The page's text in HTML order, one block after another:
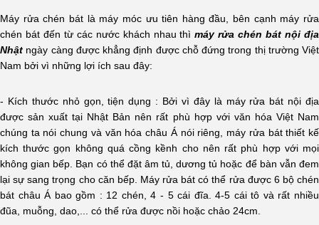
Máy rửa chén bát là máy móc ưu tiên hàng đầu, bên cạnh máy rửa
chén bát đến từ các nước khách nhau thìmáy rửa chén bát nội địa
Nhật ngày càng được khẳng định được chỗ đứng trong thị trường Việt
Nam bởi vì những lợi ích sau đây:
- Kích thước nhỏ gọn, tiện dụng : Bởi vì đây là máy rửa bát nội địa
được sản xuất tại Nhật Bản nên rất phù hợp với văn hóa Việt Nam
chúng ta nói chung và văn hóa châu Á nói riêng, máy rửa bát thiết kế
kích thước gọn không quá cồng kềnh cho nên rất phù hợp với mọi
không gian bếp. Bạn có thể đặt âm tủ, dương tủ hoặc để bàn vẫn đem
lại sự sang trọng cho căn bếp. Máy rửa bát có thể rửa được 6 bộ chén
bát châu Á bao gồm : 12 chén, 4 - 5 cái đĩa. 4-5 cái tô và rất nhiều
đũa, muỗng, dao,... có thể rửa được nồi hoặc chảo 24cm.